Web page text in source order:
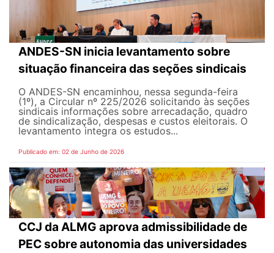
ANDES-SN inicia levantamento sobre
situação financeira das seções sindicais
O ANDES-SN encaminhou, nessa segunda-feira
(1º), a Circular nº 225/2026 solicitando às seções
sindicais informações sobre arrecadação, quadro
de sindicalização, despesas e custos eleitorais. O
levantamento integra os estudos...
Publicado em: 02 de Junho de 2026
CCJ da ALMG aprova admissibilidade de
PEC sobre autonomia das universidades